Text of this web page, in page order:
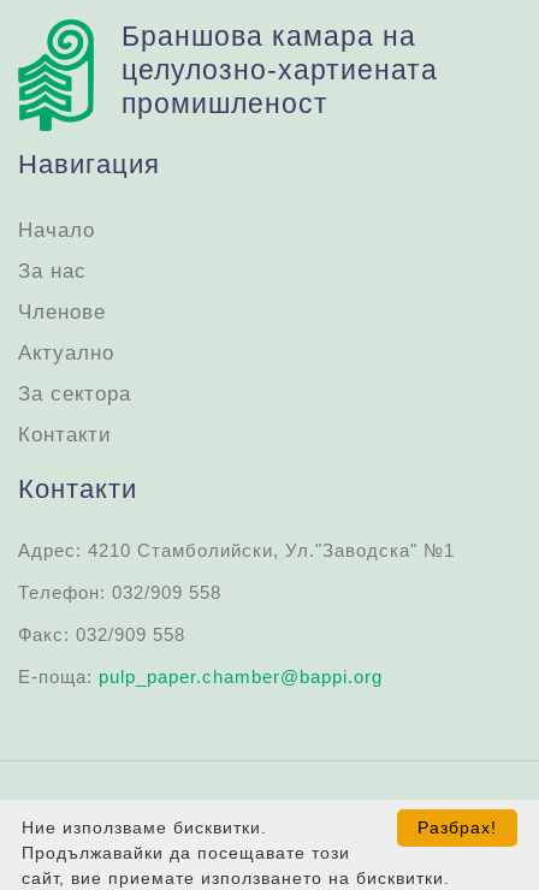
Браншова камара на
целулозно-хартиената
промишленост
Навигация
Начало
За нас
Членове
Актуално
За сектора
Контакти
Контакти
Адрес: 4210 Стамболийски, Ул."Заводска" №1
Телефон: 032/909 558
Факс: 032/909 558
Е-поща: pulp_paper.chamber@bappi.org
Общи условия за ползване
Oбработване на
лични данни
Разбрах!
Ние използваме бисквитки.
Продължавайки да посещавате този
сайт, вие приемате използването на бисквитки.